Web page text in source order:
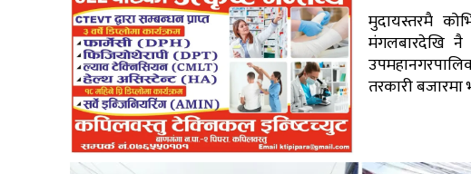
मुदायस्तरमै
मंगलबारदेखि नै
तरकारी